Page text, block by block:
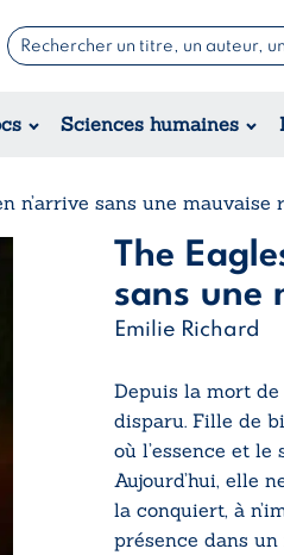
Sciences humaines
Policier
Romance
Régional
n’arrive sans une mauvaise
The
sans une
Emilie Richard
Depuis la mort
disparu. Fille de
où l’essence et
Aujourd’hui, elle
la conquiert, à
présence dans